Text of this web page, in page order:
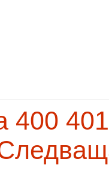
400 401